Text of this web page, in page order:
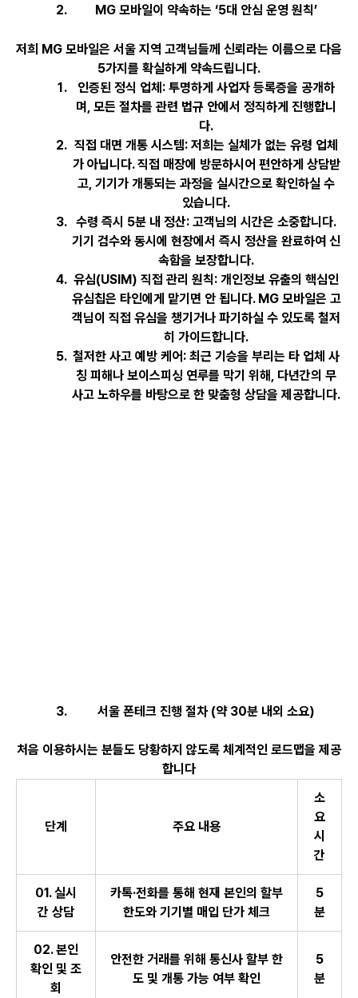
MG 모바일이 약속하는 ‘5대 안심 운영 원칙’
저희 MG 모바일은 서울 지역 고객님들께 신뢰라는 이름으로 다음
5가지를 확실하게 약속드립니다.
인증된 정식 업체 : 투명하게 사업자 등록증을 공개하
며, 모든 절차를 관련 법규 안에서 정직하게 진행합니
다.
직접 대면 개통 시스템: 저희는 실체가 없는 유령 업체
가 아닙니다. 직접 매장에 방문하시어 편안하게 상담받
고, 기기가 개통되는 과정을 실시간으로 확인하실 수
있습니다.
수령 즉시 5분 내 정산: 고객님의 시간은 소중합니다.
기기 검수와 동시에 현장에서 즉시 정산을 완료하여 신
속함을 보장합니다.
유심(USIM) 직접 관리 원칙: 개인정보 유출의 핵심인
유심칩은 타인에게 맡기면 안 됩니다. MG 모바일은 고
객님이 직접 유심을 챙기거나 파기하실 수 있도록 철저
히 가이드합니다.
철저한 사고 예방 케어: 최근 기승을 부리는 타 업체 사
칭 피해나 보이스피싱 연루를 막기 위해, 다년간의 무
사고 노하우를 바탕으로 한 맞춤형 상담을 제공합니다.
서울 폰테크 진행 절차 (약 30분 내외 소요)
처음 이용하시는 분들도 당황하지 않도록 체계적인 로드맵을 제공
합니다
단계 주요 내용
소
요
시
간
01.실시
간 상담
카톡·전화를 통해 현재 본인의 할부
한도와 기기별 매입 단가 체크
5
분
02.본인
확인 및 조
회
안전한 거래를 위해 통신사 할부 한
도 및 개통 가능 여부 확인
5
분